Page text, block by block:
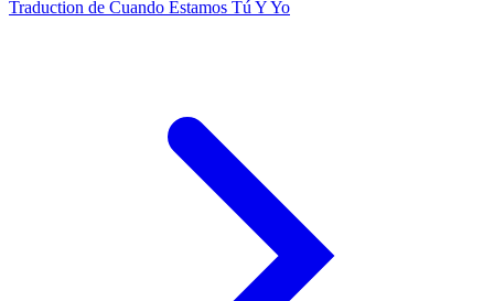
Traduction de Cuando Estamos Tú Y Yo